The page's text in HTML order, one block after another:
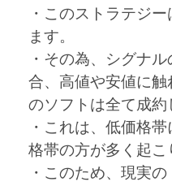
・このストラテジ
ます。
・その為、シグナ
合、高値や安値に
のソフトは全て成
・これは、低価格
格帯の方が多く起こ
・このため、現実